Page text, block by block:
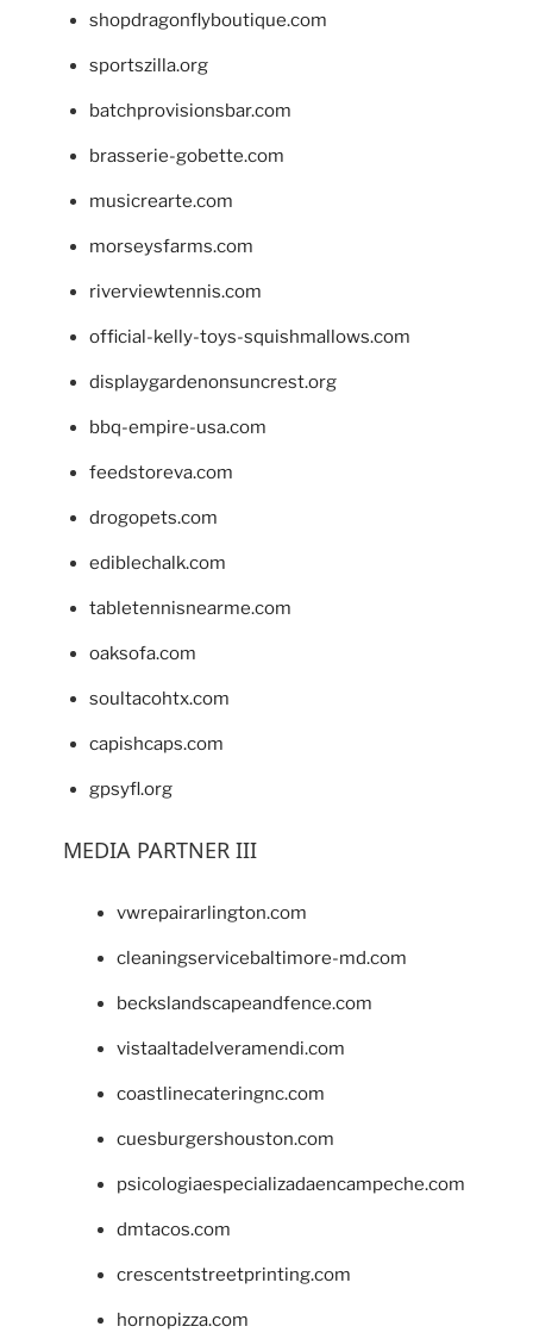
shopdragonflyboutique.com
sportszilla.org
batchprovisionsbar.com
brasserie-gobette.com
musicrearte.com
morseysfarms.com
riverviewtennis.com
official-kelly-toys-squishmallows.com
displaygardenonsuncrest.org
bbq-empire-usa.com
feedstoreva.com
drogopets.com
ediblechalk.com
tabletennisnearme.com
oaksofa.com
soultacohtx.com
capishcaps.com
gpsyfl.org
MEDIA PARTNER III
vwrepairarlington.com
cleaningservicebaltimore-md.com
beckslandscapeandfence.com
vistaaltadelveramendi.com
coastlinecateringnc.com
cuesburgershouston.com
psicologiaespecializadaencampeche.com
dmtacos.com
crescentstreetprinting.com
hornopizza.com